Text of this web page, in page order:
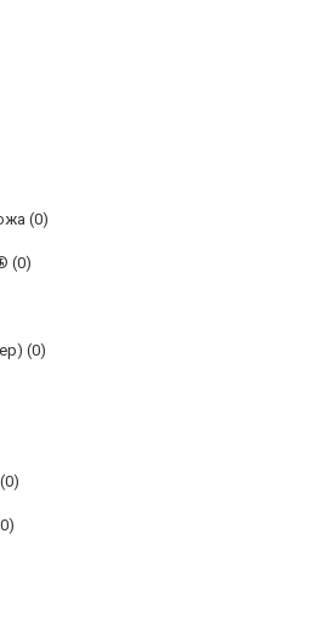
(0)
(0)
(0)
(0)